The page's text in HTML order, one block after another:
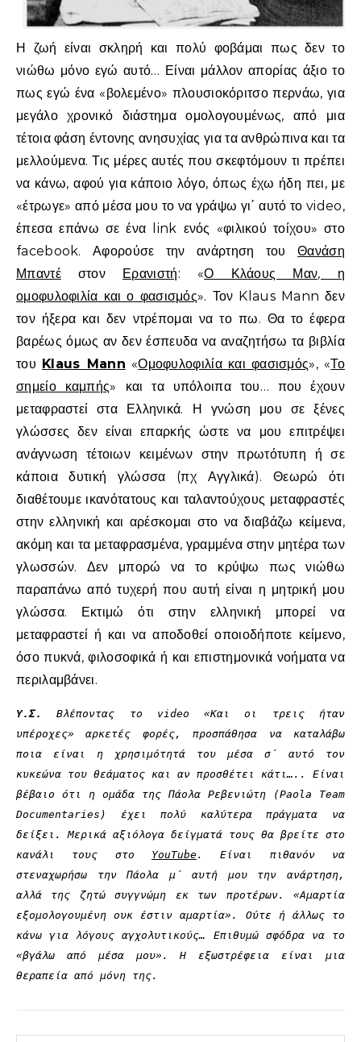
Η ζωή είναι σκληρή και πολύ φοβάμαι πως δεν το
νιώθω μόνο εγώ αυτό… Είναι μάλλον απορίας άξιο το
πως εγώ ένα «βολεμένο» πλουσιοκόριτσο περνάω, για
μεγάλο χρονικό διάστημα ομολογουμένως, από μια
τέτοια φάση έντονης ανησυχίας για τα ανθρώπινα και τα
μελλούμενα. Τις μέρες αυτές που σκεφτόμουν τι πρέπει
να κάνω, αφού για κάποιο λόγο, όπως έχω ήδη πει, με
«έτρωγε» από μέσα μου το να γράψω γι΄ αυτό το video,
έπεσα επάνω σε ένα link ενός «φιλικού τοίχου» στο
facebook. Αφορούσε την ανάρτηση τουΘανάση
Μπαντέστον Ερανιστή: «Ο Κλάους Μαν, η
ομοφυλοφιλία και ο φασισμός». Τον Klaus Mann δεν
τον ήξερα και δεν ντρέπομαι να το πω. Θα το έφερα
βαρέως όμως αν δεν έσπευδα να αναζητήσω τα βιβλία
του Klaus Mann «Ομοφυλοφιλία και φασισμός», «Το
σημείο καμπής» και τα υπόλοιπα του… που έχουν
μεταφραστεί στα Ελληνικά. Η γνώση μου σε ξένες
γλώσσες δεν είναι επαρκής ώστε να μου επιτρέψει
ανάγνωση τέτοιων κειμένων στην πρωτότυπη ή σε
κάποια δυτική γλώσσα (πχ Αγγλικά). Θεωρώ ότι
διαθέτουμε ικανότατους και ταλαντούχους μεταφραστές
στην ελληνική και αρέσκομαι στο να διαβάζω κείμενα,
ακόμη και τα μεταφρασμένα, γραμμένα στην μητέρα των
γλωσσών. Δεν μπορώ να το κρύψω πως νιώθω
παραπάνω από τυχερή που αυτή είναι η μητρική μου
γλώσσα. Εκτιμώ ότι στην ελληνική μπορεί να
μεταφραστεί ή και να αποδοθεί οποιοδήποτε κείμενο,
όσο πυκνά, φιλοσοφικά ή και επιστημονικά νοήματα να
περιλαμβάνει.
Υ.Σ.
Βλέποντας το video «Και οι τρεις ήταν
υπέροχες» αρκετές φορές, προσπάθησα να καταλάβω
ποια είναι η χρησιμότητά του μέσα σ΄ αυτό τον
κυκεώνα του θεάματος και αν προσθέτει κάτι….. Είναι
βέβαιο ότι η ομάδα της Πάολα Ρεβενιώτη (Paola Team
Documentaries) έχει πολύ καλύτερα πράγματα να
δείξει. Μερικά αξιόλογα δείγματά τους θα βρείτε στο
κανάλι τους στο YouTube. Είναι πιθανόν να
στεναχωρήσω την Πάολα μ΄ αυτή μου την ανάρτηση,
αλλά της ζητώ συγγνώμη εκ των προτέρων. «Αμαρτία
εξομολογουμένη ουκ έστιν αμαρτία». Ούτε ή άλλως το
κάνω για λόγους αγχολυτικούς… Επιθυμώ σφόδρα να το
«βγάλω από μέσα μου». Η εξωστρέφεια είναι μια
θεραπεία από μόνη της.